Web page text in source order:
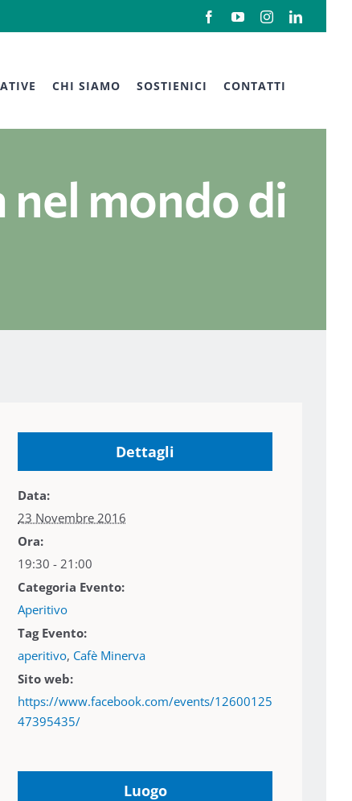
FacebookYouTubeInstagramLinkedIn
CHI SIAMO SOSTIENICI CONTATTI
nel mondo di
Dettagli
Data:
23 Novembre 2016
Ora:
19:30 - 21:00
Categoria Evento:
Aperitivo
Tag Evento:
aperitivo, Cafè Minerva
Sito web:
https://www.facebook.com/events/12600125
47395435/
Luogo